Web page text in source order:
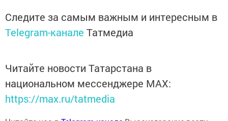
Следите за самым важным и интересным в
Telegram-канале Татмедиа
Читайте новости Татарстана в
национальном мессенджере MАХ:
https://max.ru/tatmedia